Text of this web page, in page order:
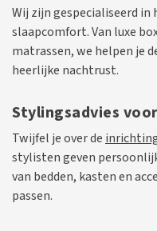
Wij zijn gespecialiseerd
slaapcomfort. Van luxe
matrassen, we helpen je
heerlijke nachtrust.
Stylingsadvies
Twijfel je over de
stylisten geven
van bedden, kasten en
passen.